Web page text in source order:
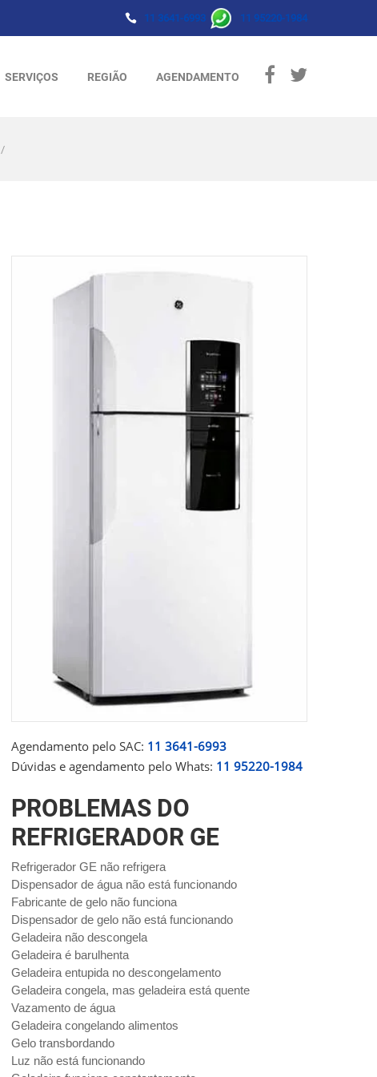
11 3641-6993 11 95220-1984
SERVIÇOS REGIÃO AGENDAMENTO
/
Agendamento pelo SAC: 11 3641-6993
Dúvidas e agendamento pelo Whats: 11 95220-1984
PROBLEMAS DO
REFRIGERADOR GE
Refrigerador GE não refrigera
Dispensador de água não está funcionando
Fabricante de gelo não funciona
Dispensador de gelo não está funcionando
Geladeira não descongela
Geladeira é barulhenta
Geladeira entupida no descongelamento
Geladeira congela, mas geladeira está quente
Vazamento de água
Geladeira congelando alimentos
Gelo transbordando
Luz não está funcionando